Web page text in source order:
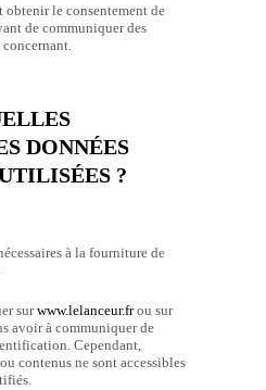
le consentement de
de communiquer des
DONNÉES
?
à la fourniture de
surwww.lelanceur.frou sur
avoir à communiquer de
Cependant,
contenus ne sont accessibles